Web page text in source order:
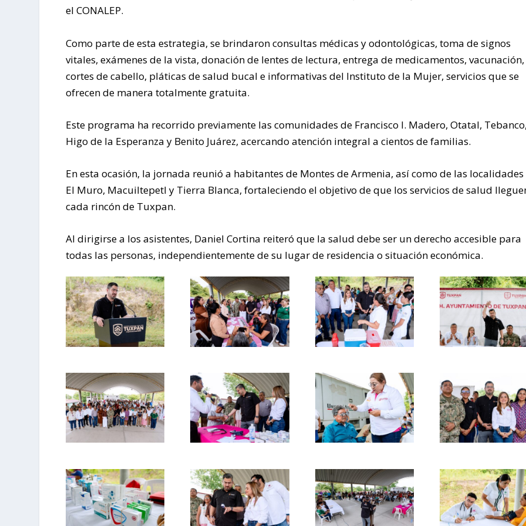
el CONALEP.
Como parte de esta estrategia, se brindaron consultas médicas y odontológicas, toma de signos
vitales, exámenes de la vista, donación de lentes de lectura, entrega de medicamentos, vacunación,
cortes de cabello, pláticas de salud bucal e informativas del Instituto de la Mujer, servicios que se
ofrecen de manera totalmente gratuita.
Este programa ha recorrido previamente las comunidades de Francisco I. Madero, Otatal,
Higo de la Esperanza y Benito Juárez, acercando atención integral a cientos de familias.
En esta ocasión, la jornada reunió a habitantes de Montes de Armenia, así como de las localidades
El Muro, Macuiltepetl y Tierra Blanca, fortaleciendo el objetivo de que los servicios de salud
cada rincón de Tuxpan.
Al dirigirse a los asistentes, Daniel Cortina reiteró que la salud debe ser un derecho accesible para
todas las personas, independientemente de su lugar de residencia o situación económica.